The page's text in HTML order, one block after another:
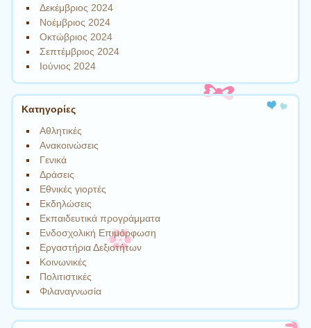
Δεκέμβριος 2024
Νοέμβριος 2024
Οκτώβριος 2024
Σεπτέμβριος 2024
Ιούνιος 2024
Kατηγορίες
Αθλητικές
Ανακοινώσεις
Γενικά
Δράσεις
Εθνικές γιορτές
Εκδηλώσεις
Εκπαιδευτικά προγράμματα
Ενδοσχολική Επιμόρφωση
Εργαστήρια Δεξιοτήτων
Κοινωνικές
Πολιτιστικές
Φιλαναγνωσία